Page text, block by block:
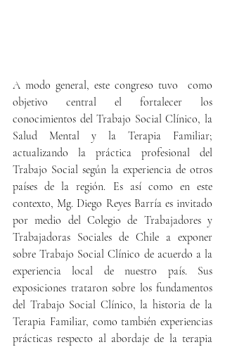
A modo general, este congreso tuvo  como
objetivo central el fortalecer los
conocimientos del Trabajo Social Clínico, la
Salud Mental y la Terapia Familiar;
actualizando la práctica profesional del
Trabajo Social según la experiencia de otros
países de la región. Es así como en este
contexto, Mg. Diego Reyes Barría es invitado
por medio del Colegio de Trabajadores y
Trabajadoras Sociales de Chile a exponer
sobre Trabajo Social Clínico de acuerdo a la
experiencia local de nuestro país. Sus
exposiciones trataron sobre los fundamentos
del Trabajo Social Clínico, la historia de la
Terapia Familiar, como también experiencias
prácticas respecto al abordaje de la terapia